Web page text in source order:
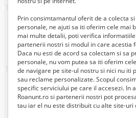
Borcane sticla
81 Lei
Supa Crema de
1 Euro €
Prin consimtamantul oferit de a colecta
personale, ne ajuti sa iti oferim cele mai
mai multe detalii, poti verifica
partenerii nostri si modul in care acestia
Daca nu esti de acord sa colectam si sa
personale, nu vom putea sa iti oferim
de navigare pe site-ul nostru si nici nu iti
sau reclame personalizate. Scopul
specific serviciului pe care il accesezi. In
Roanunt.ro si partenerii nostri pot
tau iar el nu este distribuit cu alte site-uri